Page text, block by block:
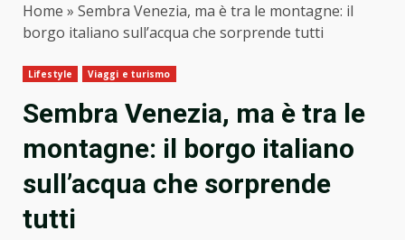
Home » Sembra Venezia, ma è tra le montagne: il
borgo italiano sull’acqua che sorprende tutti
Lifestyle Viaggi e turismo
Sembra Venezia, ma è tra le
montagne: il borgo italiano
sull’acqua che sorprende
tutti